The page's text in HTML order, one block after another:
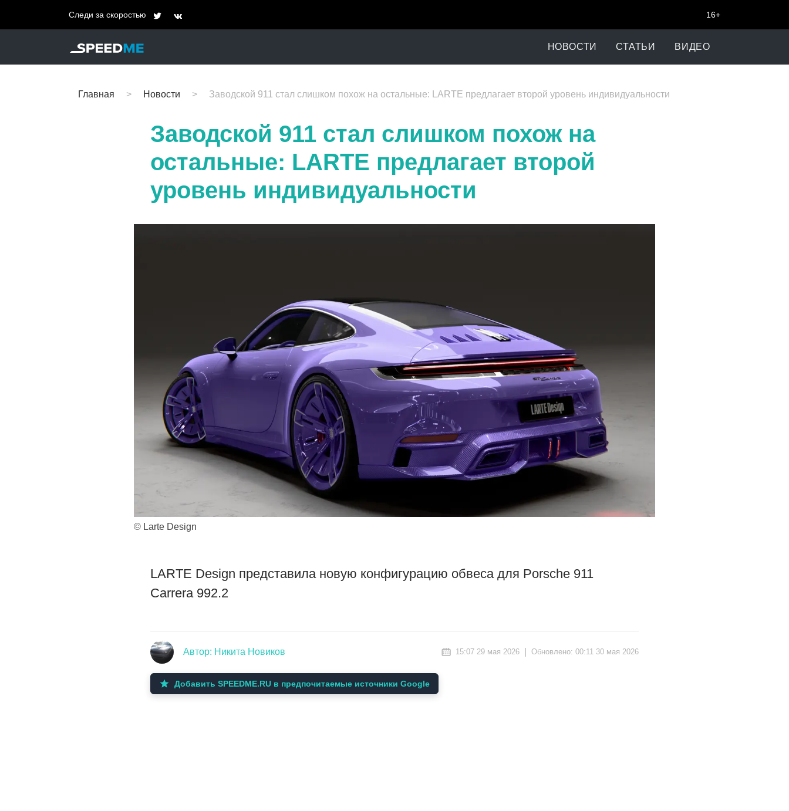
Следи за скоростью 16+
НОВОСТИ СТАТЬИ ВИДЕО
Главная Новости Заводской 911 стал слишком похож на остальные: LARTE предлагает второй уровень индивидуальности
Заводской 911 стал слишком похож на
остальные: LARTE предлагает второй
уровень индивидуальности
© Larte Design
LARTE Design представила новую конфигурацию обвеса для Porsche 911
Carrera 992.2
Автор: Никита Новиков 15:07 29 мая 2026 Обновлено:00:11 30 мая 2026
Добавить SPEEDME.RU в предпочитаемые источники Google